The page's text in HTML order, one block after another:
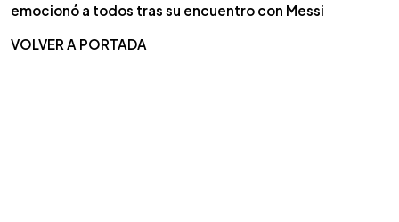
emocionó a todos tras su encuentro con Messi
VOLVER A PORTADA